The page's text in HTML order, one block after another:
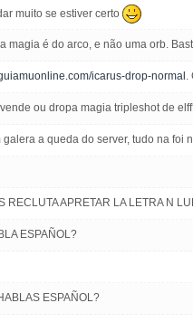
muito se estiver certo
magia é do arco, e não uma orb.
icarus-drop-normal .
ou dropa magia tripleshot de
galera a queda do server, tudo na foi
RECLUTA APRETAR LA LETRA N
ESPAÑOL?
ESPAÑOL?